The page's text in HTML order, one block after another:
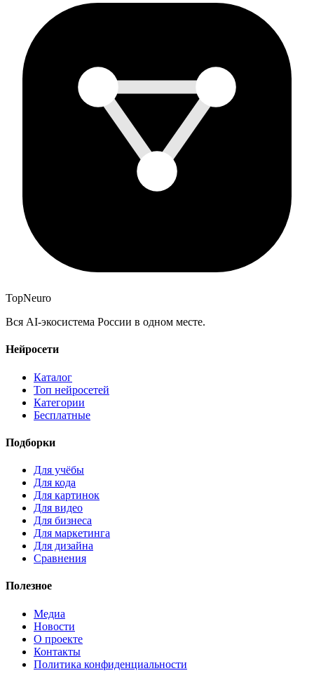
TopNeuro
Вся AI-экосистема России в одном месте.
Нейросети
Каталог
Топ нейросетей
Категории
Бесплатные
Подборки
Для учёбы
Для кода
Для картинок
Для видео
Для бизнеса
Для маркетинга
Для дизайна
Сравнения
Полезное
Медиа
Новости
О проекте
Контакты
Политика конфиденциальности